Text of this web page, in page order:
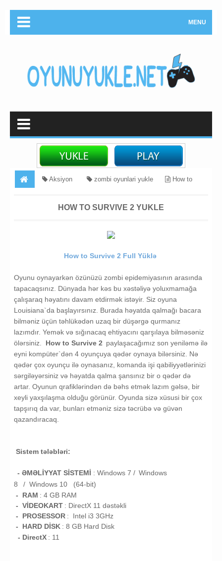
MENU
Aksiyon zombi oyunlari yukle How to
HOW TO SURVIVE 2 YUKLE
How to Survive 2 Full Yüklə
Oyunu oynayarkən özünüzü zombi epidemiyasının arasında
tapacaqsınız. Dünyada hər kəs bu xəstəliyə yoluxmamağa
çalışaraq həyatını davam etdirmək istəyir. Siz oyuna
Louisiana`da başlayırsınız. Burada həyatda qalmağı bacara
bilməniz üçün təhlükədən uzaq bir düşərgə qurmanız
lazımdır. Yemək və sığınacaq ehtiyacını qarşılaya bilməsəniz
ölərsiniz.
How to Survive 2 paylaşacağımız son yeniləmə ilə
eyni kompüter`dən 4 oyunçuya qədər oynaya bilərsiniz. Nə
qədər çox oyunçu ilə oynasanız, komanda işi qabiliyyətlərinizi
sərgiləyərsiniz və həyatda qalma şansınız bir o qədər də
artar. Oyunun qrafiklərindən də bəhs etmək lazım gəlsə, bir
xeyli yaxşılaşma olduğu görünür. Oyunda sizə xüsusi bir çox
tapşırıq da var, bunları etməniz sizə təcrübə və güvən
qazandıracaq.
Sistem tələbləri:
- ƏMƏLİYYAT SİSTEMİ : Windows 7 / Windows
8
/ Windows 10 (64-bit)
- RAM : 4 GB RAM
- VİDEOKART : DirectX 11 dəstəkli
- PROSESSOR :
Intel i3 3GHz
- HARD DİSK : 8 GB Hard Disk
- DirectX : 11